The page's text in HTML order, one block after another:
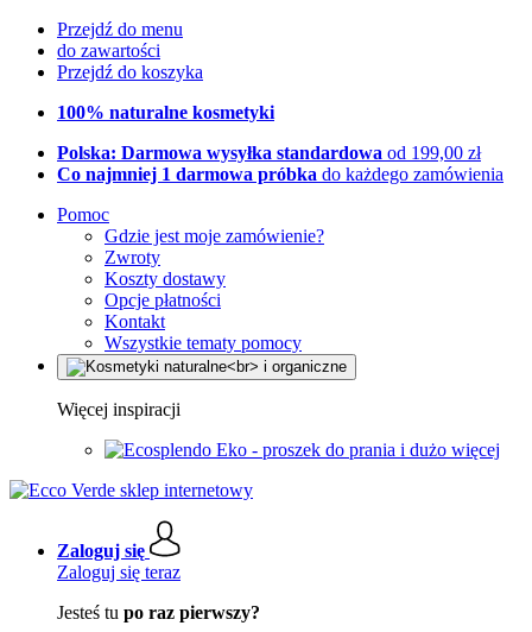
Przejdź do menu
do zawartości
Przejdź do koszyka
100% naturalne kosmetyki
Polska: Darmowa wysyłka standardowa od 199,00 zł
Co najmniej 1 darmowa próbka do każdego zamówienia
Pomoc
Gdzie jest moje zamówienie?
Zwroty
Koszty dostawy
Opcje płatności
Kontakt
Wszystkie tematy pomocy
Więcej inspiracji
Eko - proszek do prania i dużo więcej
Zaloguj się
Zaloguj się teraz
Jesteś tu po raz pierwszy?